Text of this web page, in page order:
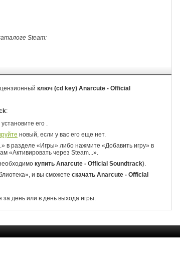
Steam:
ключ (cd key) Anarcute - Official
:
установите его .
новый, если у вас его еще нет.
в разделе «Игры» либо нажмите «Добавить игру» в
«Активировать через Steam...».
купить Anarcute - Official Soundtrack).
и вы сможете скачать Anarcute - Official
за день или в день выхода игры.